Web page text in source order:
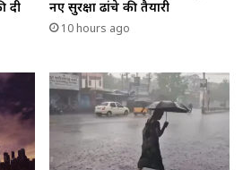
दी
नए सुरक्षा ढांचे की तैयारी
10 hours ago